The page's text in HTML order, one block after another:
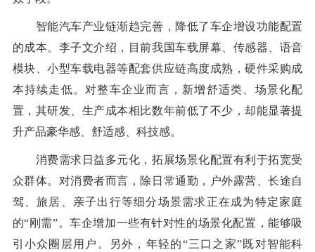
智能汽车产业链渐趋完善，降低了车企增设功能配置
的成本。李子文介绍，目前我国车载屏幕、传感器、语音
模块、小型车载电器等配套供应链高度成熟，硬件采购成
本持续走低。对整车企业而言，新增舒适类、场景化配
置，其研发、生产成本相比数年前低了不少，却能显著提
升产品豪华感、舒适感、科技感。
消费需求日益多元化，拓展场景化配置有利于拓宽受
众群体。对消费者而言，除日常通勤，户外露营、长途自
驾、旅居、亲子出行等细分场景需求正在成为特定家庭
的“刚需”。车企增加一些有针对性的场景化配置，能够吸
引小众圈层用户。另外，年轻的“三口之家”既对智能科